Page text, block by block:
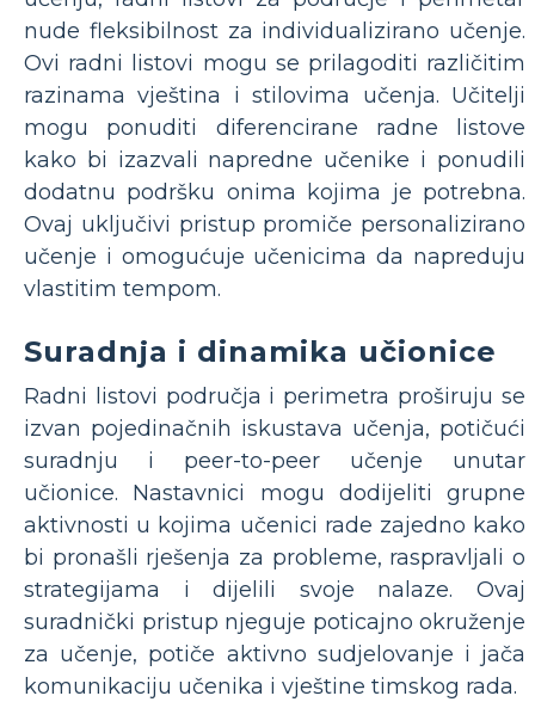
nude fleksibilnost za individualizirano učenje.
Ovi radni listovi mogu se prilagoditi različitim
razinama vještina i stilovima učenja. Učitelji
mogu ponuditi diferencirane radne listove
kako bi izazvali napredne učenike i ponudili
dodatnu podršku onima kojima je potrebna.
Ovaj uključivi pristup promiče personalizirano
učenje i omogućuje učenicima da napreduju
vlastitim tempom.
Suradnja i dinamika učionice
Radni listovi područja i perimetra proširuju se
izvan pojedinačnih iskustava učenja, potičući
suradnju i peer-to-peer učenje unutar
učionice. Nastavnici mogu dodijeliti grupne
aktivnosti u kojima učenici rade zajedno kako
bi pronašli rješenja za probleme, raspravljali o
strategijama i dijelili svoje nalaze. Ovaj
suradnički pristup njeguje poticajno okruženje
za učenje, potiče aktivno sudjelovanje i jača
komunikaciju učenika i vještine timskog rada.